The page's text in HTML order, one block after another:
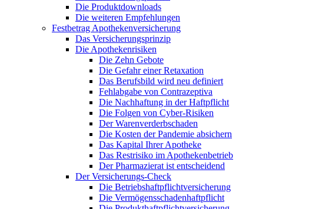
Die Produktdownloads
Die weiteren Empfehlungen
Festbetrag Apothekenversicherung
Das Versicherungsprinzip
Die Apothekenrisiken
Die Zehn Gebote
Die Gefahr einer Retaxation
Das Berufsbild wird neu definiert
Fehlabgabe von Contrazeptiva
Die Nachhaftung in der Haftpflicht
Die Folgen von Cyber-Risiken
Der Warenverderbschaden
Die Kosten der Pandemie absichern
Das Kapital Ihrer Apotheke
Das Restrisiko im Apothekenbetrieb
Der Pharmazierat ist entscheidend
Der Versicherungs-Check
Die Betriebshaftpflichtversicherung
Die Vermögensschadenhaftpflicht